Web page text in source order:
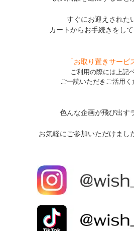
すぐにお迎えされた
カートからお手続きをして
「お取り置きサービ
ご利用の際には上記
ご一読いただきご活用く
色んな企画が飛び出す
お気軽にご参加いただけまし